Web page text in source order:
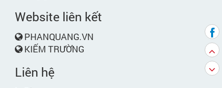
Website liên kết
PHANQUANG.VN
KIẾM TRƯỜNG
Liên hệ